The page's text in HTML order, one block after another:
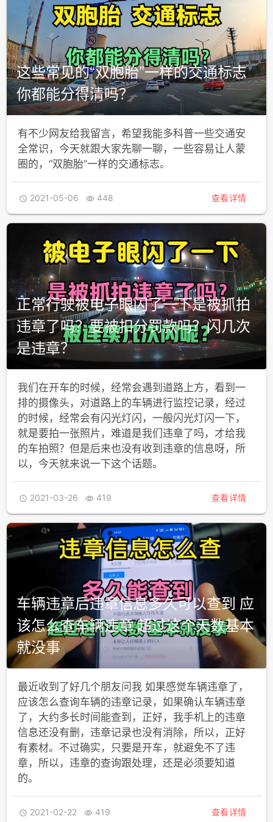
这些常见的“双胞胎”一样的交通标志
你都能分得清吗？
有不少网友给我留言，希望我能多科普一些交通安
全常识，今天就跟大家先聊一聊，一些容易让人蒙
圈的，“双胞胎”一样的交通标志。
 2021-05-06  448 查看详情
正常行驶被电子眼闪了一下是被抓拍
违章了吗？要被扣分罚款吗？闪几次
是违章？
我们在开车的时候，经常会遇到道路上方，看到一
排的摄像头，对道路上的车辆进行监控记录，经过
的时候，经常会有闪光灯闪，一般闪光灯闪一下，
就是要拍一张照片，难道是我们违章了吗，才给我
的车拍照？但是后来也没有收到违章的信息呀，所
以，今天就来说一下这个话题。
 2021-03-26  419 查看详情
车辆违章后违章信息多久可以查到 应
该怎么查车辆违章 超过这个天数基本
就没事
最近收到了好几个朋友问我 如果感觉车辆违章了，
应该怎么查询车辆的违章记录，如果确认车辆违章
了，大约多长时间能查到，正好，我手机上的违章
信息还没有删，违章记录也没有消除，所以，正好
有素材。不过确实，只要是开车，就避免不了违
章，所以，违章的查询跟处理，还是必须要知道
的。
 2021-02-22  419 查看详情